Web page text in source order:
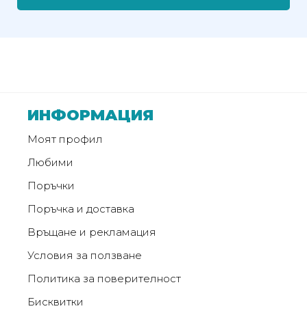
запазени.
Weberest
ИНФОРМАЦИЯ
Моят профил
Любими
Поръчки
Поръчка и доставка
Връщане и рекламация
Условия за ползване
Политика за поверителност
Бисквитки